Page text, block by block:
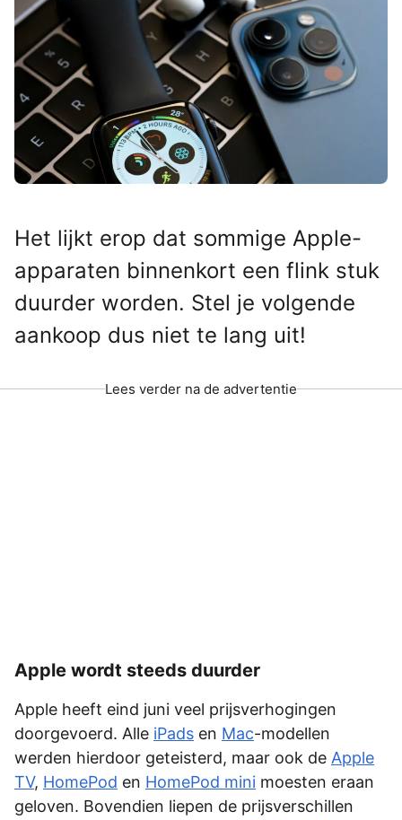
Het lijkt erop dat sommige Apple-
apparaten binnenkort een flink stuk
duurder worden. Stel je volgende
aankoop dus niet te lang uit!
Lees verder na de advertentie
Apple wordt steeds duurder
Apple heeft eind juni veel prijsverhogingen
doorgevoerd. Alle iPads en Mac-modellen
werden hierdoor geteisterd, maar ook de Apple
TV, HomePod en HomePod mini moesten eraan
geloven. Bovendien liepen de prijsverschillen